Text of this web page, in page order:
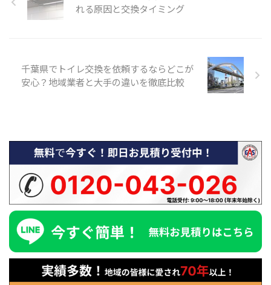
れる原因と交換タイミング
千葉県でトイレ交換を依頼するならどこが
安心？地域業者と大手の違いを徹底比較